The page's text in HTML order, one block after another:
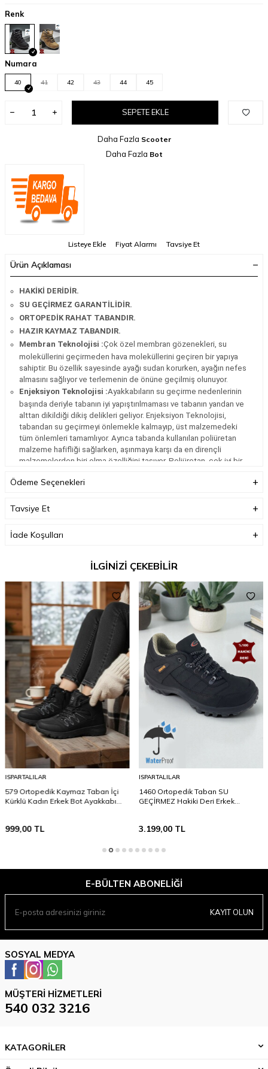
Renk
Numara
40 41 42 43 44 45
SEPETE EKLE
Daha Fazla Scooter
Daha Fazla Bot
Listeye Ekle Fiyat Alarmı Tavsiye Et
Ürün Açıklaması
HAKİKİ DERİDİR.
SU GEÇİRMEZ GARANTİLİDİR.
ORTOPEDİK RAHAT TABANDIR.
HAZIR KAYMAZ TABANDIR.
Membran Teknolojisi :Çok özel membran gözenekleri, su
moleküllerini geçirmeden hava moleküllerini geçiren bir yapıya
sahiptir. Bu özellik sayesinde ayağı sudan korurken, ayağın nefes
almasını sağlıyor ve terlemenin de önüne geçilmiş olunuyor.
Enjeksiyon Teknolojisi :Ayakkabıların su geçirme nedenlerinin
başında deriyle tabanın iyi yapıştırılmaması ve tabanın yandan ve
alttan dikildiği dikiş delikleri geliyor. Enjeksiyon Teknolojisi,
tabandan su geçirmeyi önlemekle kalmayıp, üst malzemedeki
tüm önlemleri tamamlıyor. Ayrıca tabanda kullanılan poliüretan
malzeme hafifliği sağlarken, aşınmaya karşı da en dirençli
malzemelerden biri olma özelliğini taşıyor. Poliüretan, çok iyi bir
geçirmiyor.
Ödeme Seçenekleri
Tavsiye Et
İade Koşulları
İLGİNİZİ ÇEKEBİLİR
ISPARTALILAR
579 Ortopedik Kaymaz Taban İçi
Kürklü Kadın Erkek Bot Ayakkabı
999,00TL
ISPARTALILAR
1460 Ortopedik Taban SU
GEÇİRMEZ Hakiki Deri Erkek
3.199,00TL
E-BÜLTEN ABONELIĞI
KAYIT OLUN
SOSYAL MEDYA
MÜŞTERI HIZMETLERI
540 032 3216
KATAGORİLER